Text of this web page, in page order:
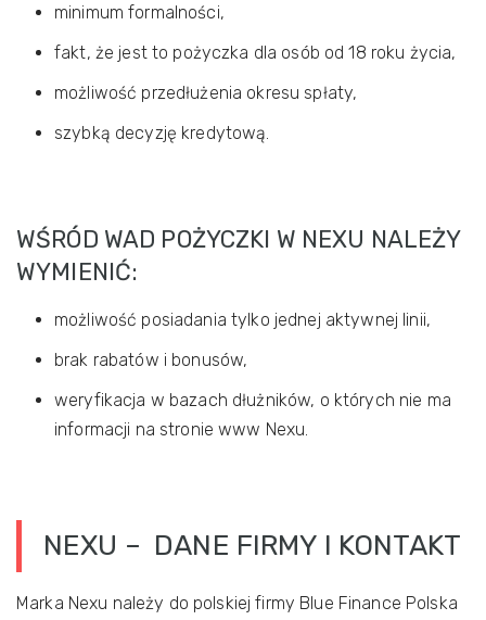
minimum formalności,
fakt, że jest to pożyczka dla osób od 18 roku życia,
możliwość przedłużenia okresu spłaty,
szybką decyzję kredytową.
WŚRÓD WAD POŻYCZKI W NEXU NALEŻY
WYMIENIĆ:
możliwość posiadania tylko jednej aktywnej linii,
brak rabatów i bonusów,
weryfikacja w bazach dłużników, o których nie ma
informacji na stronie www Nexu.
NEXU – DANE FIRMY I KONTAKT
Marka Nexu należy do polskiej firmy Blue Finance Polska